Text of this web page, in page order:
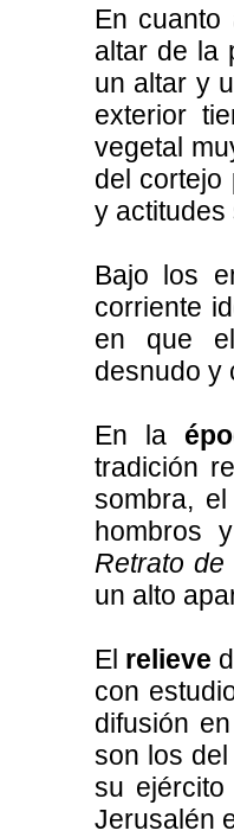
En cuanto
altar de la
un altar y
exterior
vegetal
del cortejo
y
Bajo los
corriente
en que
desnudo y
En la
tradición
sombra,
hombros
Retrato
un alto
El relieve
con
difusión
son los
su
Jerusalén